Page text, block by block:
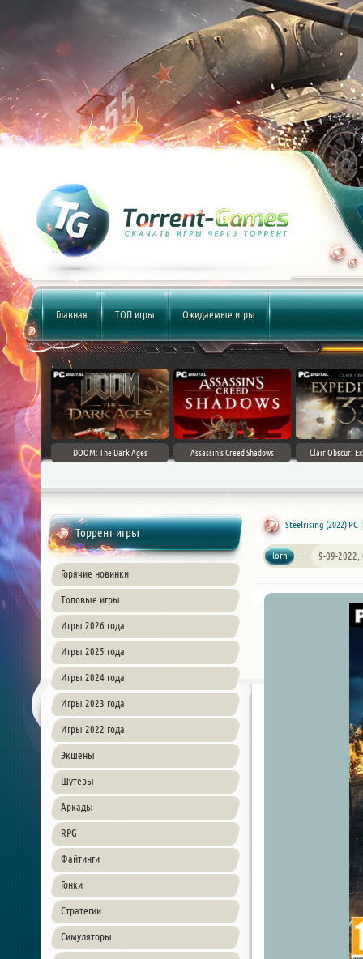
Главная ТОП игры Ожидаемые игры
DOOM: The Dark Ages Assassin's Creed Shadows Clair Obscur:
Торрент игры
Горячие новинки
Топовые игры
Игры 2026 года
Игры 2025 года
Игры 2024 года
Игры 2023 года
Игры 2022 года
Экшены
Шутеры
Аркады
RPG
Файтинги
Гонки
Стратегии
Симуляторы
Steelrising (2022) PC
lorn 9-09-2022,